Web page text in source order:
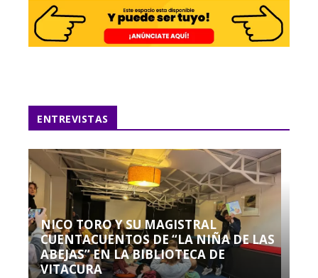
ENTREVISTAS
NICO TORO Y SU MAGISTRAL
CUENTACUENTOS DE “LA NIÑA DE LAS
ABEJAS” EN LA BIBLIOTECA DE
VITACURA